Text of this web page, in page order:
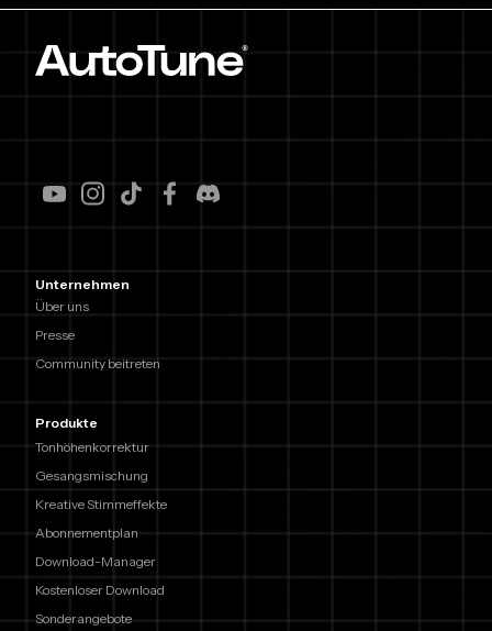
Unternehmen
Über uns
Presse
Community beitreten
Produkte
Tonhöhenkorrektur
Gesangsmischung
Kreative Stimmeffekte
Abonnementplan
Download-Manager
Kostenloser Download
Sonderangebote